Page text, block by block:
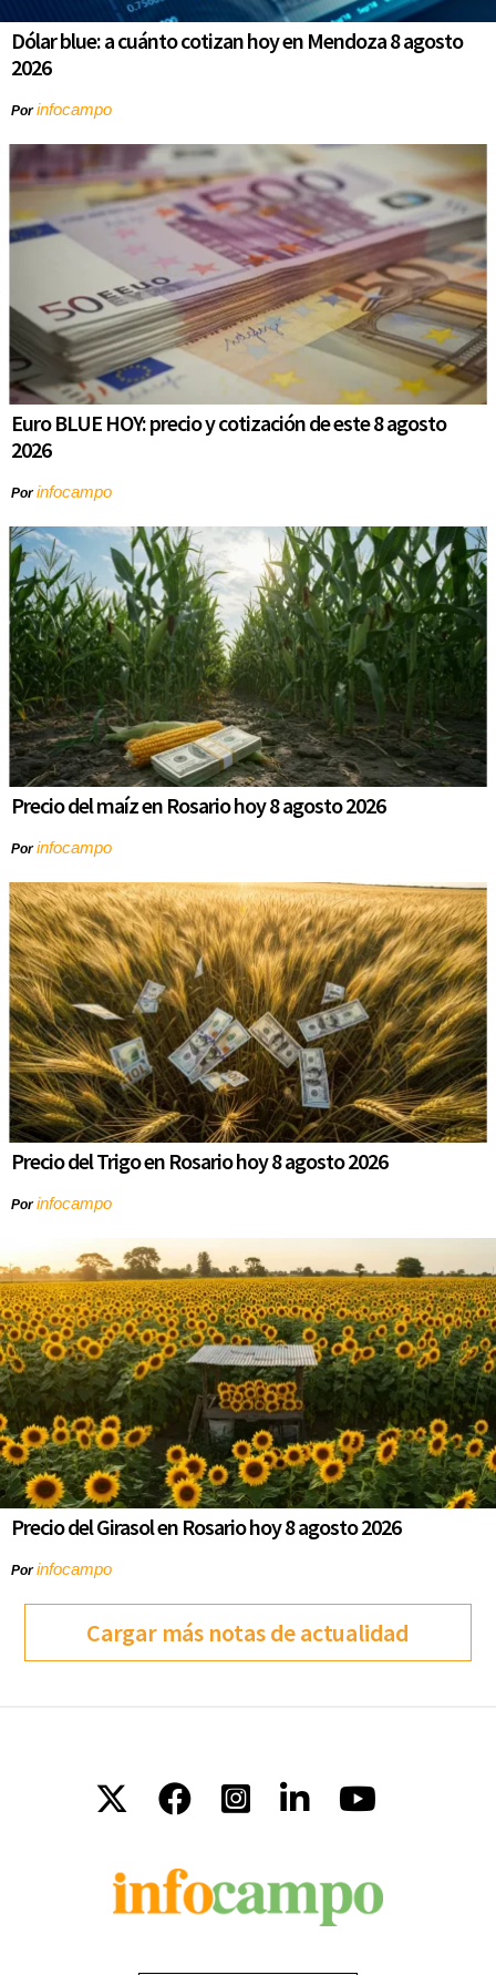
Dólar blue: a cuánto cotizan hoy en Mendoza 8 agosto
2026
Porinfocampo
Euro BLUE HOY: precio y cotización de este 8 agosto
2026
Porinfocampo
Precio del maíz en Rosario hoy 8 agosto 2026
Porinfocampo
Precio del Trigo en Rosario hoy 8 agosto 2026
Porinfocampo
Precio del Girasol en Rosario hoy 8 agosto 2026
Porinfocampo
Cargar más notas de actualidad